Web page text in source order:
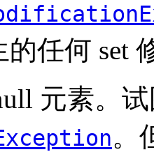
任何 set
元素。
。